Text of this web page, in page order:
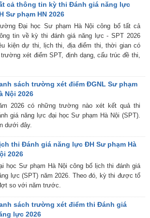
cả thông tin kỳ thi Đánh giá năng lực
Sư phạm HN 2026
Đại học Sư phạm Hà Nội công bố tất cả
tin về kỳ thi đánh giá năng lực - SPT 2026
kiện dự thi, lịch thi, địa điểm thi, thời gian có
xét điểm SPT, định dạng, cấu trúc đề thi,
sách trường xét điểm ĐGNL Sư phạm
Nội 2026
2026 có những trường nào xét kết quả thi
giá năng lực đại học Sư phạm Hà Nội (SPT).
dưới đây.
thi Đánh giá năng lực ĐH Sư phạm Hà
2026
học Sư phạm Hà Nội công bố lịch thi đánh giá
lực (SPT) năm 2026. Theo đó, kỳ thi được tổ
so với năm trước.
sách trường xét điểm thi Đánh giá
lực 2026